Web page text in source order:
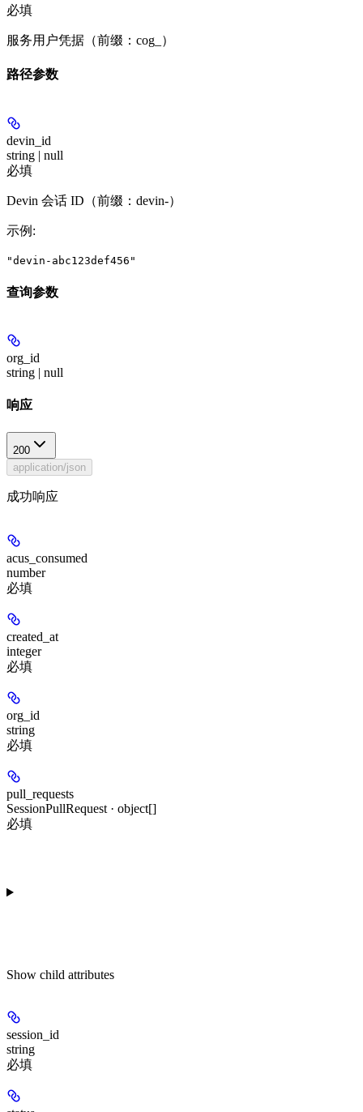
必填
服务用户凭据（前缀：cog_）
路径参数
devin_id
string | null
必填
Devin 会话 ID（前缀：devin-）
示例 :
"devin-abc123def456"
查询参数
org_id
string | null
响应
200
application/json
成功响应
acus_consumed
number
必填
created_at
integer
必填
org_id
string
必填
pull_requests
SessionPullRequest · object[]
必填
Show child attributes
session_id
string
必填